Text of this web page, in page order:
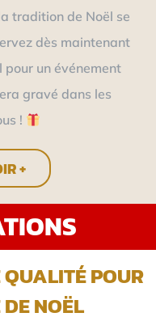
tradition de Noël se
dès maintenant
un événement
gravé dans les
!
+
POUR
NOËL